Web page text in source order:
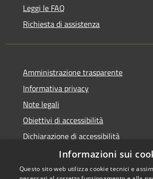
Leggi le FAQ
Richiesta di assistenza
Amministrazione trasparente
Informativa privacy
Note legali
Obiettivi di accessibilità
Dichiarazione di accessibilità
Open DataInformazioni sui
Questo sito web utilizza cookie tecnici e